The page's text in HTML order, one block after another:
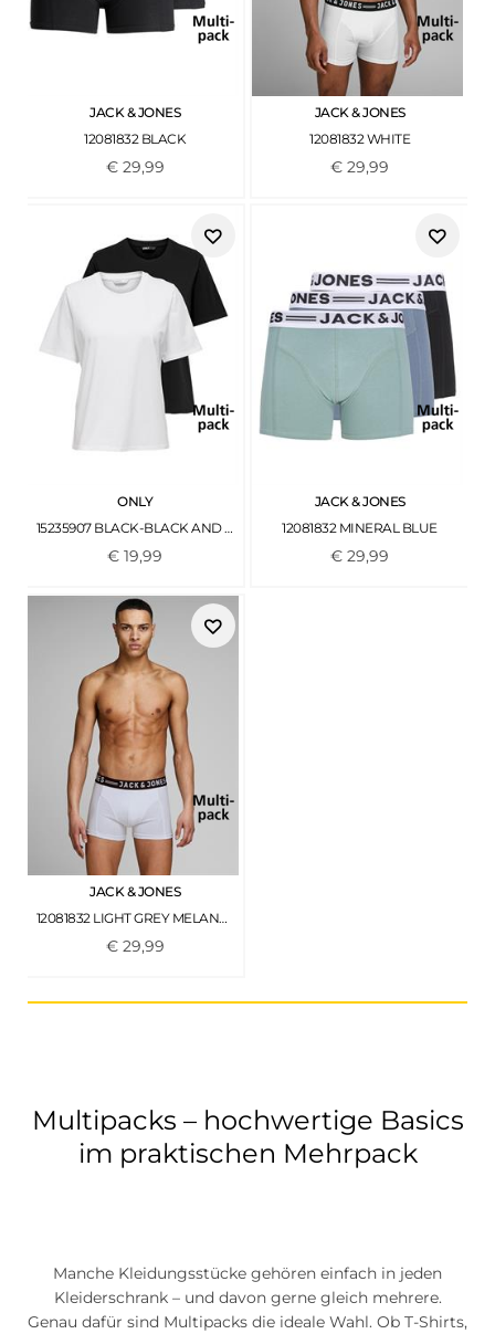
JACK & JONES
12081832 BLACK
€ 29,99
JACK & JONES
12081832 WHITE
€29,99
ONLY
15235907 BLACK-BLACK AND WHITE
€19,99
JACK & JONES
12081832 MINERAL BLUE
€29,99
JACK & JONES
12081832 LIGHT GREY MELANGE-BLACK & WHI
€ 29,99
Multipacks – hochwertige Basics
im praktischen Mehrpack
Manche Kleidungsstücke gehören einfach in jeden
Kleiderschrank – und davon gerne gleich mehrere.
Genau dafür sind Multipacks die ideale Wahl. Ob T-Shirts,